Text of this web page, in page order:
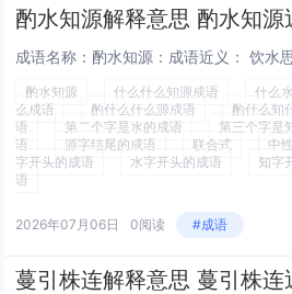
酌水知源 什么什么知源成语 什么
么成语
酌什么什么源成语 酌什么知
语
第二个字是水的成语 第三个字是
语
源字结尾的成语 联合式 中性
字开头的成语
水字开头的成语 知字
语
2026年07月06日 0阅读 #成语